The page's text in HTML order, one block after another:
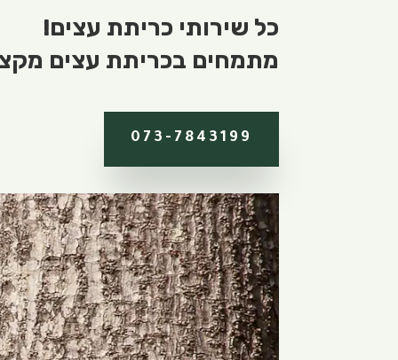
כל שירותי כריתת עצים!
מתמחים בכריתת עצים
073-7843199